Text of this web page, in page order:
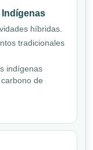
Indígenas
híbridas.
tradicionales
indígenas
de